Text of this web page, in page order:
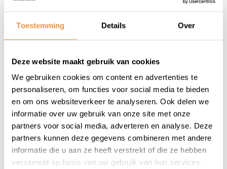
Toestemming Details Over
Deze website maakt gebruik van cookies
We gebruiken cookies om content en advertenties te
personaliseren, om functies voor social media te bieden
en om ons websiteverkeer te analyseren. Ook delen we
informatie over uw gebruik van onze site met onze
partners voor social media, adverteren en analyse. Deze
partners kunnen deze gegevens combineren met andere
informatie die u aan ze heeft verstrekt of die ze hebben
verzameld op basis van uw gebruik van hun services.
Castrol smeermiddel
Op voorraad
26,98
23,95